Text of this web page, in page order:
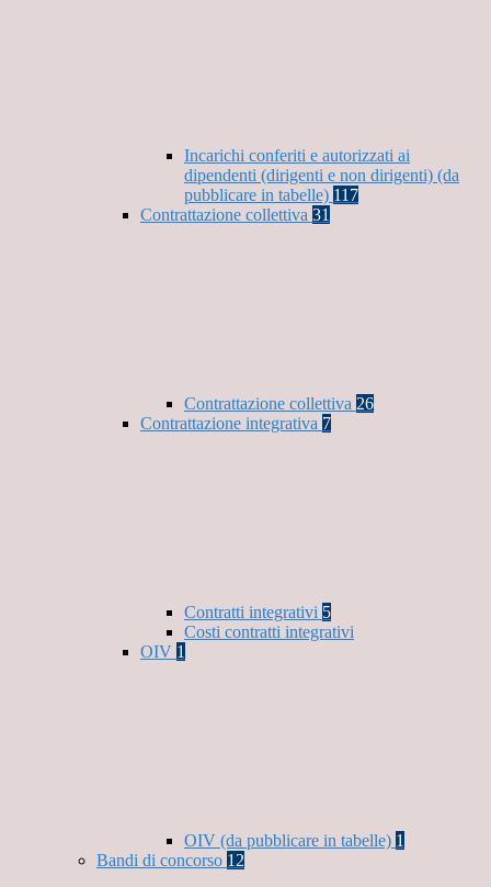
Incarichi conferiti e autorizzati ai
dipendenti (dirigenti e non dirigenti) (da
pubblicare in tabelle) 117
Contrattazione collettiva 31
Contrattazione collettiva 26
Contrattazione integrativa 7
Contratti integrativi 5
Costi contratti integrativi
OIV 1
OIV (da pubblicare in tabelle) 1
Bandi di concorso 12